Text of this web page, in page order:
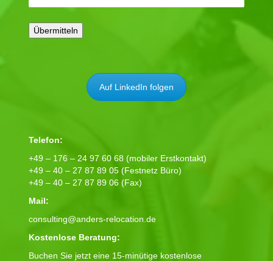
Auf LinkedIn folgen
Telefon:
+49 – 176 – 24 97 60 68 (mobiler Erstkontakt)
+49 – 40 – 27 87 89 05 (Festnetz Büro)
+49 – 40 – 27 87 89 06 (Fax)
Mail:
consulting@anders-relocation.de
Kostenlose Beratung:
Buchen Sie jetzt eine 15-minütige kostenlose